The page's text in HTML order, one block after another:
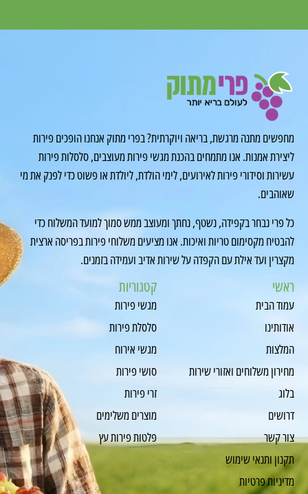
מתנה מרגשת, בריאה ויוקרתית? בפרי מתוק אנחנו הופכים פירות
אמנות. אנו מתמחים בהכנת מגשי פירות מעוצבים, סלסלות פירות
וסידורי פירות לאירועים, לימי הולדת, ליולדת או פשוט כדי לפנק את מי
פרי נבחר בקפידה, נשטף, נחתך ומעוצב ממש סמוך למועד המשלוח כדי
מקסימום טריות ואיכות. אנו מציעים משלוחי פירות בפריסה ארצית
ועד אילת עם הקפדה על שירות אדיב ועמידה בזמנים.
הבית
משלוחים ואזורי שירות
קשר
ותנאי שימוש
פרטיות
קטגוריות
מגשי פירות
סלסלת פירות
מגשי אירוח
סושי פירות
זרי פירות
מוצרים משלימים
פלטות פירות עץ